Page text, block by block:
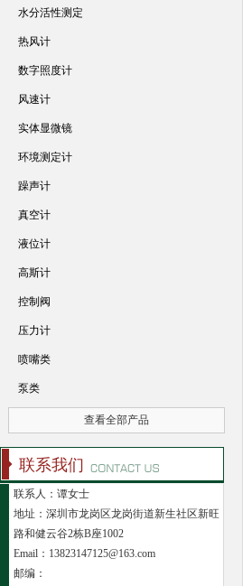
水分活性测定
热风计
数字照度计
风速计
实体显微镜
环境测定计
躁声计
真空计
液位计
高斯计
控制阀
压力计
喷嘴类
泵类
查看全部产品
联系我们
联系人：谭女士
地址：深圳市龙岗区龙岗街道新生社区新旺
路和健云谷2栋B座1002
Email：13823147125@163.com
邮编：